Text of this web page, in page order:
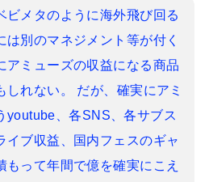
ビメタのように海外飛び回る
は別のマネジメント等が付く
アミューズの収益になる商品
れない。 だが、確実にアミ
youtube、各SNS、各サブス
イブ収益、国内フェスのギャ
もって年間で億を確実にこえ